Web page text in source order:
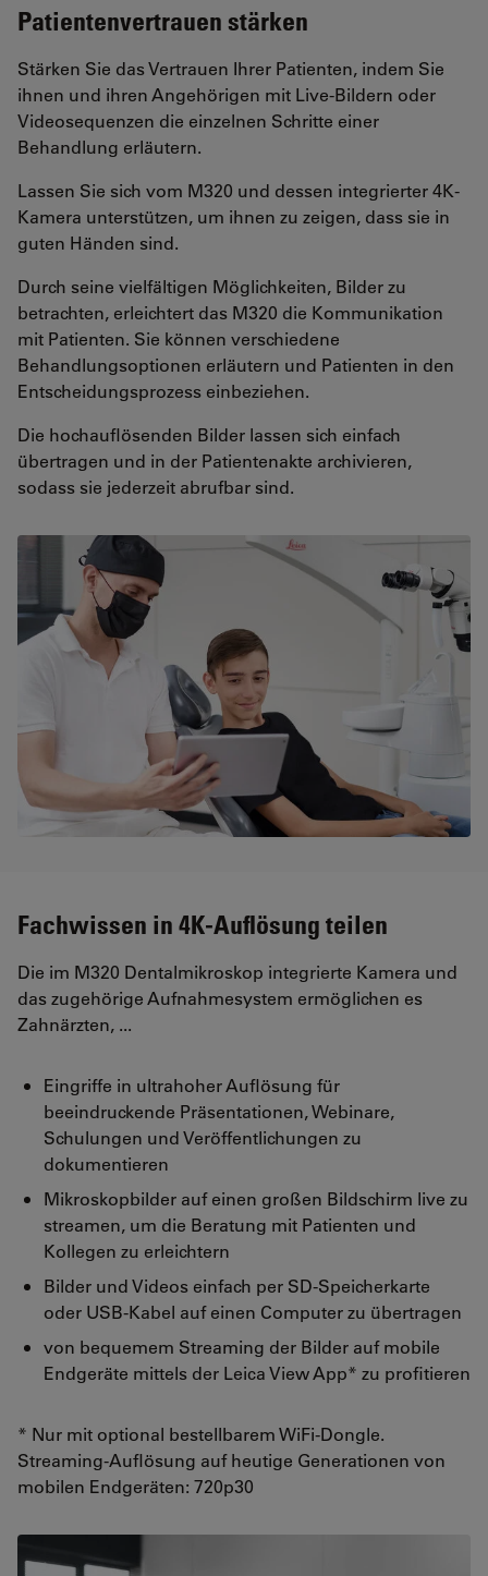
Patientenvertrauen stärken
Stärken Sie das Vertrauen Ihrer Patienten, indem Sie
ihnen und ihren Angehörigen mit Live-Bildern oder
Videosequenzen die einzelnen Schritte einer
Behandlung erläutern.
Lassen Sie sich vom M320 und dessen integrierter 4K-
Kamera unterstützen, um ihnen zu zeigen, dass sie in
guten Händen sind.
Durch seine vielfältigen Möglichkeiten, Bilder zu
betrachten, erleichtert das M320 die Kommunikation
mit Patienten. Sie können verschiedene
Behandlungsoptionen erläutern und Patienten in den
Entscheidungsprozess einbeziehen.
Die hochauflösenden Bilder lassen sich einfach
übertragen und in der Patientenakte archivieren,
sodass sie jederzeit abrufbar sind.
Fachwissen in 4K-Auflösung teilen
Die im M320 Dentalmikroskop integrierte Kamera und
das zugehörige Aufnahmesystem ermöglichen es
Zahnärzten, ...
Eingriffe in ultrahoher Auflösung für
beeindruckende Präsentationen, Webinare,
Schulungen und Veröffentlichungen zu
dokumentieren
Mikroskopbilder auf einen großen Bildschirm live zu
streamen, um die Beratung mit Patienten und
Kollegen zu erleichtern
Bilder und Videos einfach per SD-Speicherkarte
oder USB-Kabel auf einen Computer zu übertragen
von bequemem Streaming der Bilder auf mobile
Endgeräte mittels der Leica View App* zu profitieren
* Nur mit optional bestellbarem WiFi-Dongle.
Streaming-Auflösung auf heutige Generationen von
mobilen Endgeräten: 720p30